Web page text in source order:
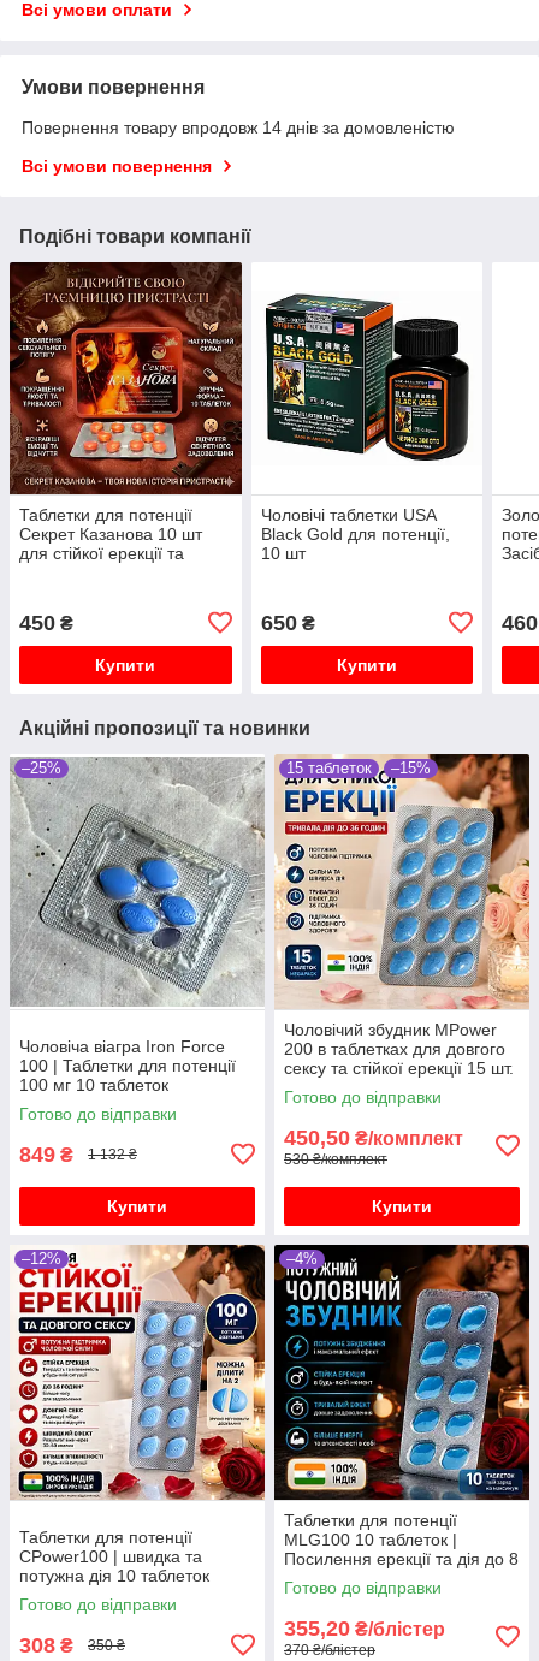
Всі умови оплати
Умови повернення
Повернення товару впродовж 14 днів за домовленістю
Всі умови повернення
Подібні товари компанії
Таблетки для потенції
Секрет Казанова 10 шт
для стійкої ерекції та
450 ₴
Купити
Чоловічі таблетки USA
Black Gold для потенції,
10 шт
650₴
Купити
460
Акційні пропозиції та новинки
–25%
Чоловіча віагра Iron Force
100 | Таблетки для потенції
100 мг 10 таблеток
Готово до відправки
849 ₴ 1 132 ₴
Купити
15 таблеток –15%
Чоловічий збудник MPower
200 в таблетках для довгого
сексу та стійкої ерекції 15 шт.
Готово до відправки
450,50 ₴/комплект
530 ₴/комплект
Купити
–12%
Таблетки для потенції
СPower100 | швидка та
потужна дія 10 таблеток
Готово до відправки
308 ₴ 350 ₴
–4%
Таблетки для потенції
MLG100 10 таблеток |
Посилення ерекції та дія до 8
годин
Готово до відправки
355,20 ₴/блістер
370 ₴/блістер